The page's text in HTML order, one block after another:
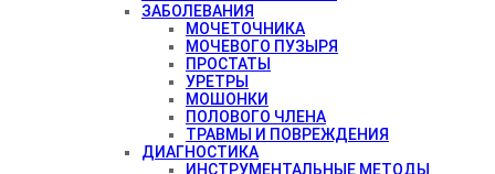
ЗАБОЛЕВАНИЯ
МОЧЕТОЧНИКА
МОЧЕВОГО ПУЗЫРЯ
ПРОСТАТЫ
УРЕТРЫ
МОШОНКИ
ПОЛОВОГО ЧЛЕНА
ТРАВМЫ И ПОВРЕЖДЕНИЯ
ДИАГНОСТИКА
ИНСТРУМЕНТАЛЬНЫЕ МЕТОДЫ